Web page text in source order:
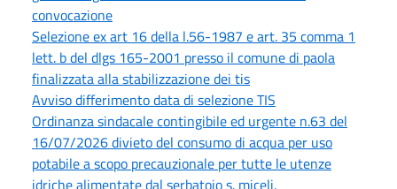
convocazione
Selezione ex art 16 della l.56-1987 e art. 35 comma 1
lett. b del dlgs 165-2001 presso il comune di paola
finalizzata alla stabilizzazione dei tis
Avviso differimento data di selezione TIS
Ordinanza sindacale contingibile ed urgente n.63 del
16/07/2026 divieto del consumo di acqua per uso
potabile a scopo precauzionale per tutte le utenze
idriche alimentate dal serbatoio s. miceli.